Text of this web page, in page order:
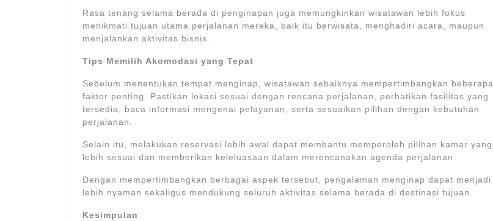
Rasa tenang selama berada di penginapan juga memungkinkan wisatawan lebih fokus
menikmati tujuan utama perjalanan mereka, baik itu berwisata, menghadiri acara, maupun
menjalankan aktivitas bisnis.
Tips Memilih Akomodasi yang Tepat
Sebelum menentukan tempat menginap, wisatawan sebaiknya mempertimbangkan beberapa
faktor penting. Pastikan lokasi sesuai dengan rencana perjalanan, perhatikan fasilitas yang
tersedia, baca informasi mengenai pelayanan, serta sesuaikan pilihan dengan kebutuhan
perjalanan.
Selain itu, melakukan reservasi lebih awal dapat membantu memperoleh pilihan kamar yang
lebih sesuai dan memberikan keleluasaan dalam merencanakan agenda perjalanan.
Dengan mempertimbangkan berbagai aspek tersebut, pengalaman menginap dapat menjadi
lebih nyaman sekaligus mendukung seluruh aktivitas selama berada di destinasi tujuan.
Kesimpulan